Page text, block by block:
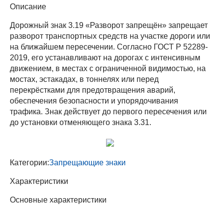
Описание
Дорожный знак 3.19 «Разворот запрещён» запрещает
разворот транспортных средств на участке дороги или
на ближайшем пересечении. Согласно ГОСТ Р 52289-
2019, его устанавливают на дорогах с интенсивным
движением, в местах с ограниченной видимостью, на
мостах, эстакадах, в тоннелях или перед
перекрёстками для предотвращения аварий,
обеспечения безопасности и упорядочивания
трафика. Знак действует до первого пересечения или
до установки отменяющего знака 3.31.
Категории:Запрещающие знаки
Характеристики
Основные характеристики